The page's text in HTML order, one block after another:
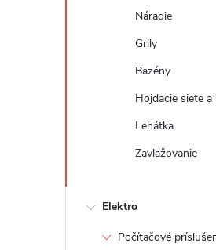
Náradie
Grily
Bazény
Hojdacie siete a
Lehátka
Zavlažovanie
Elektro
Počítačové